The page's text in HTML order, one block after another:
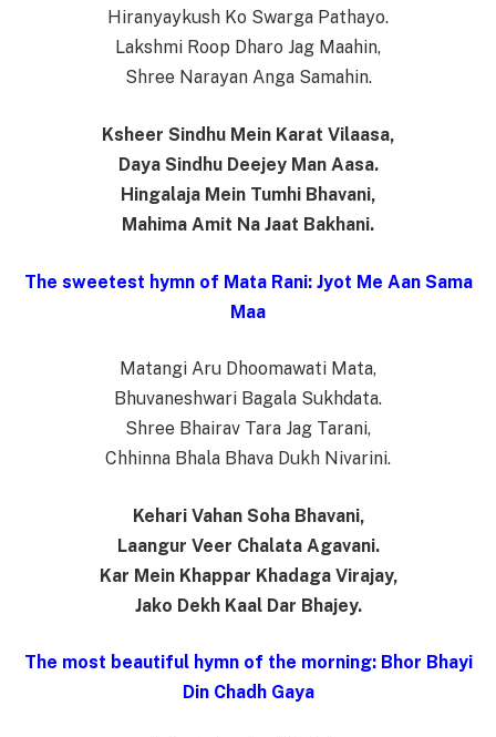
Hiranyaykush Ko Swarga Pathayo.
Lakshmi Roop Dharo Jag Maahin,
Shree Narayan Anga Samahin.
Ksheer Sindhu Mein Karat Vilaasa,
Daya Sindhu Deejey Man Aasa.
Hingalaja Mein Tumhi Bhavani,
Mahima Amit Na Jaat Bakhani.
The sweetest hymn of Mata Rani: Jyot Me Aan Sama
Maa
Matangi Aru Dhoomawati Mata,
Bhuvaneshwari Bagala Sukhdata.
Shree Bhairav Tara Jag Tarani,
Chhinna Bhala Bhava Dukh Nivarini.
Kehari Vahan Soha Bhavani,
Laangur Veer Chalata Agavani.
Kar Mein Khappar Khadaga Virajay,
Jako Dekh Kaal Dar Bhajey.
The most beautiful hymn of the morning: Bhor Bhayi
Din Chadh Gaya